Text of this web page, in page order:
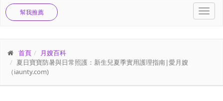
幫我推薦
首頁
月嫂百科
夏日寶寶防暑與日常照護：新生兒夏季實用護理指南|愛月嫂
（iaunty.com)